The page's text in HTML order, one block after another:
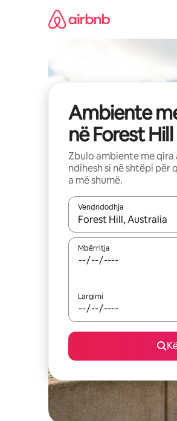
Ambiente
në Forest Hill
Zbulo ambiente me
ndihesh si në shtëpi për
a më shumë.
Vendndodhja
Kur rezultatet të jenë të
Mbërritja
Largimi